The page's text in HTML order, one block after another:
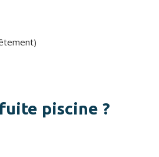
piscine ?